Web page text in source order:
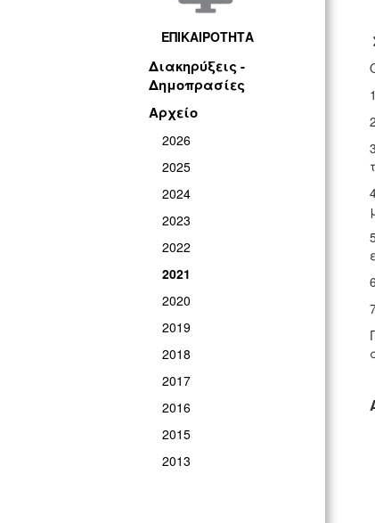
ΕΠΙΚΑΙΡΟΤΗΤΑ
Διακηρύξεις -
Δημοπρασίες
Αρχείο
2026
2025
2024
2023
2022
2021
2020
2019
2018
2017
2016
2015
2013